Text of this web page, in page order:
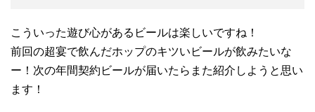
こういった遊び心があるビールは楽しいですね！
前回の超宴で飲んだホップのキツいビールが飲みたいな
ー！次の年間契約ビールが届いたらまた紹介しようと思い
ます！